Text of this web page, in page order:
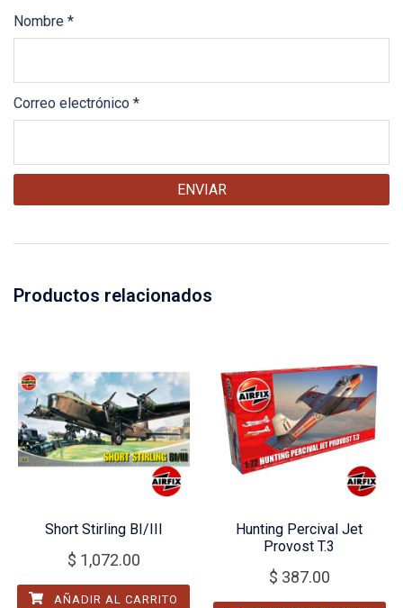
Nombre *
Correo electrónico *
Productos relacionados
Short Stirling BI/III
$ 1,072.00
AÑADIR AL CARRITO
Hunting Percival Jet
Provost T.3
$ 387.00